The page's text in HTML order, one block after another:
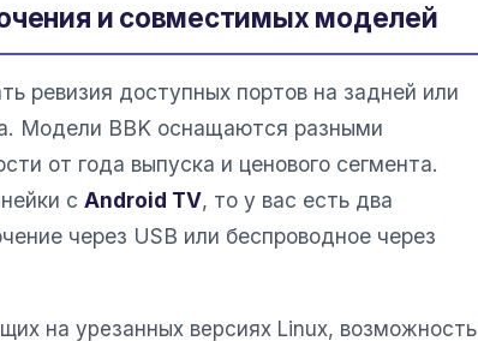
и совместимых моделей
ревизия доступных портов на задней или
Модели BBK оснащаются разными
от года выпуска и ценового сегмента.
с Android TV, то у вас есть два
через USB или беспроводное через
на урезанных версиях Linux, возможность